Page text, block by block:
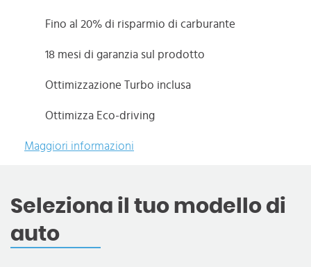
Fino al 20% di risparmio di carburante
18 mesi di garanzia sul prodotto
Ottimizzazione Turbo inclusa
Ottimizza Eco-driving
Maggiori informazioni
Seleziona il tuo modello di
auto